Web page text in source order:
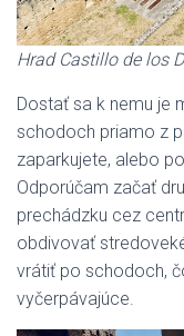
Hrad Castillo de los
Dostať sa k nemu je
schodoch priamo z
zaparkujete, alebo
Odporúčam začať
prechádzku cez
obdivovať
vrátiť po schodoch,
vyčerpávajúce.